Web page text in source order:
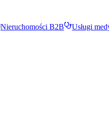
Nieruchomości B2B
Usługi